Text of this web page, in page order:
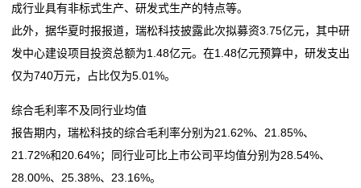
成行业具有非标式生产、研发式生产的特点等。
此外，据华夏时报报道，瑞松科技披露此次拟募资3.75亿元，其中研
发中心建设项目投资总额为1.48亿元。在1.48亿元预算中，研发支出
仅为740万元，占比仅为5.01%。
综合毛利率不及同行业均值
报告期内，瑞松科技的综合毛利率分别为21.62%、21.85%、
21.72%和20.64%；同行业可比上市公司平均值分别为28.54%、
28.00%、25.38%、23.16%。